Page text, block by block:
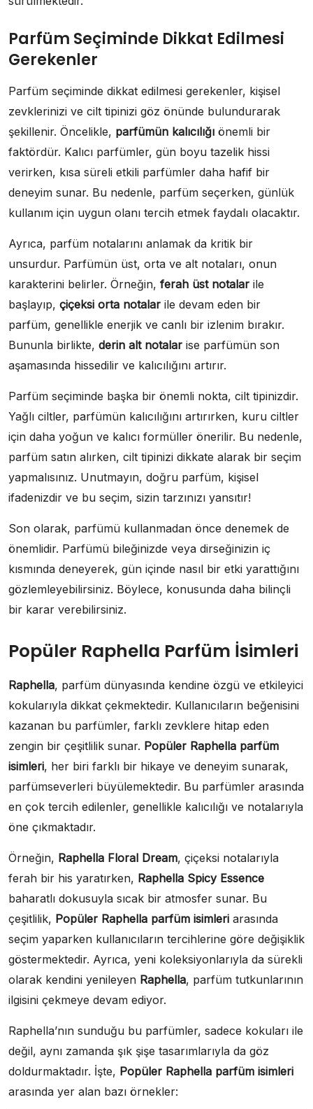
Parfüm Seçiminde Dikkat Edilmesi
Gerekenler
Parfüm seçiminde dikkat edilmesi gerekenler, kişisel
zevklerinizi ve cilt tipinizi göz önünde bulundurarak
şekillenir. Öncelikle, parfümün kalıcılığı önemli bir
faktördür. Kalıcı parfümler, gün boyu tazelik hissi
verirken, kısa süreli etkili parfümler daha hafif bir
deneyim sunar. Bu nedenle, parfüm seçerken, günlük
kullanım için uygun olanı tercih etmek faydalı olacaktır.
Ayrıca, parfüm notalarını anlamak da kritik bir
unsurdur. Parfümün üst, orta ve alt notaları, onun
karakterini belirler. Örneğin, ferah üst notalar ile
başlayıp, çiçeksi orta notalar ile devam eden bir
parfüm, genellikle enerjik ve canlı bir izlenim bırakır.
Bununla birlikte, derin alt notalar ise parfümün son
aşamasında hissedilir ve kalıcılığını artırır.
Parfüm seçiminde başka bir önemli nokta, cilt tipinizdir.
Yağlı ciltler, parfümün kalıcılığını artırırken, kuru ciltler
için daha yoğun ve kalıcı formüller önerilir. Bu nedenle,
parfüm satın alırken, cilt tipinizi dikkate alarak bir seçim
yapmalısınız. Unutmayın, doğru parfüm, kişisel
ifadenizdir ve bu seçim, sizin tarzınızı yansıtır!
Son olarak, parfümü kullanmadan önce denemek de
önemlidir. Parfümü bileğinizde veya dirseğinizin iç
kısmında deneyerek, gün içinde nasıl bir etki yarattığını
gözlemleyebilirsiniz. Böylece, konusunda daha bilinçli
bir karar verebilirsiniz.
Popüler Raphella Parfüm İsimleri
Raphella, parfüm dünyasında kendine özgü ve etkileyici
kokularıyla dikkat çekmektedir. Kullanıcıların beğenisini
kazanan bu parfümler, farklı zevklere hitap eden
zengin bir çeşitlilik sunar. Popüler Raphella parfüm
isimleri, her biri farklı bir hikaye ve deneyim sunarak,
parfümseverleri büyülemektedir. Bu parfümler arasında
en çok tercih edilenler, genellikle kalıcılığı ve notalarıyla
öne çıkmaktadır.
Örneğin, Raphella Floral Dream, çiçeksi notalarıyla
ferah bir his yaratırken, Raphella Spicy Essence
baharatlı dokusuyla sıcak bir atmosfer sunar. Bu
çeşitlilik, Popüler Raphella parfüm isimleri arasında
seçim yaparken kullanıcıların tercihlerine göre değişiklik
göstermektedir. Ayrıca, yeni koleksiyonlarıyla da sürekli
olarak kendini yenileyen Raphella, parfüm tutkunlarının
ilgisini çekmeye devam ediyor.
Raphella’nın sunduğu bu parfümler, sadece kokuları ile
değil, aynı zamanda şık şişe tasarımlarıyla da göz
doldurmaktadır. İşte, Popüler Raphella parfüm isimleri
arasında yer alan bazı örnekler: